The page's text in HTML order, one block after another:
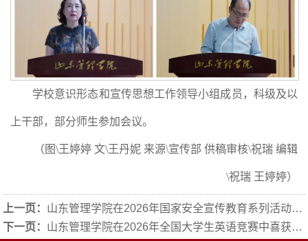
学校意识形态和宣传思想工作领导小组成员，科级及以
上干部，部分师生参加会议。
（图\王婷婷 文\王丹妮 来源\宣传部 供稿审核\祝瑞 编辑
\祝瑞 王婷婷）
上一页： 山东管理学院在2026年国家安全宣传教育系列活动中荣获佳绩
下一页： 山东管理学院在2026年全国大学生英语竞赛中喜获佳绩